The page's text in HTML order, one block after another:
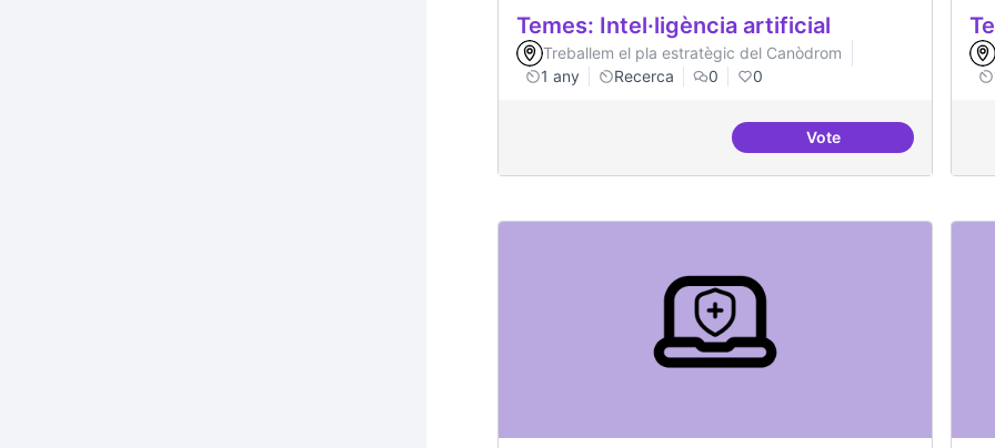
Temes: Intel·ligència artificial
Treballem el pla estratègic del Canòdrom
1 any
Recerca 0 0
VoteTemes: Intel·ligència